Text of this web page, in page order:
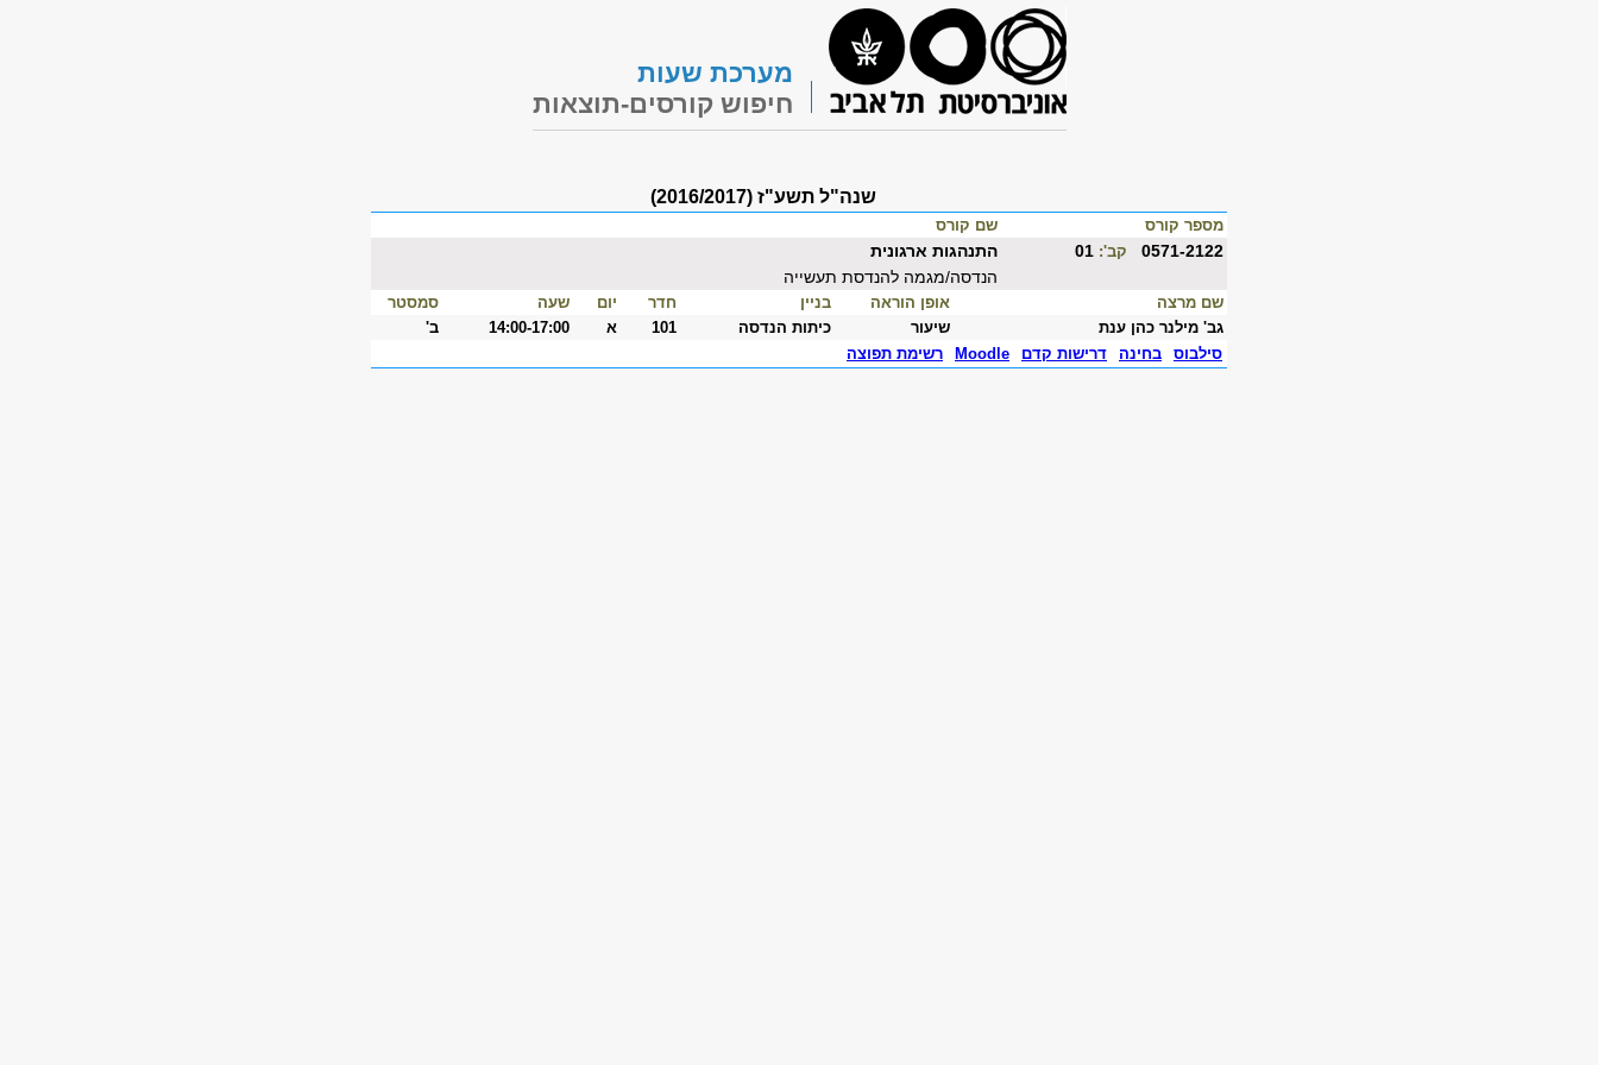
מערכת שעות
חיפוש קורסים-תוצאות
שנה"ל תשע"ז (2016/2017)
מספר קורס שם קורס
0571-2122 קב':
התנהגות ארגונית
הנדסה/מגמה להנדסת תעשייה
שם מרצה אופן הוראה בניין חדר יום שעה
סמסטר
גב' מילנר כהן ענת
שיעור כיתות הנדסה 101 א 14:00-17:00
ב'
סילבוס
בחינה דרישות קדם Moodle רשימת תפוצה